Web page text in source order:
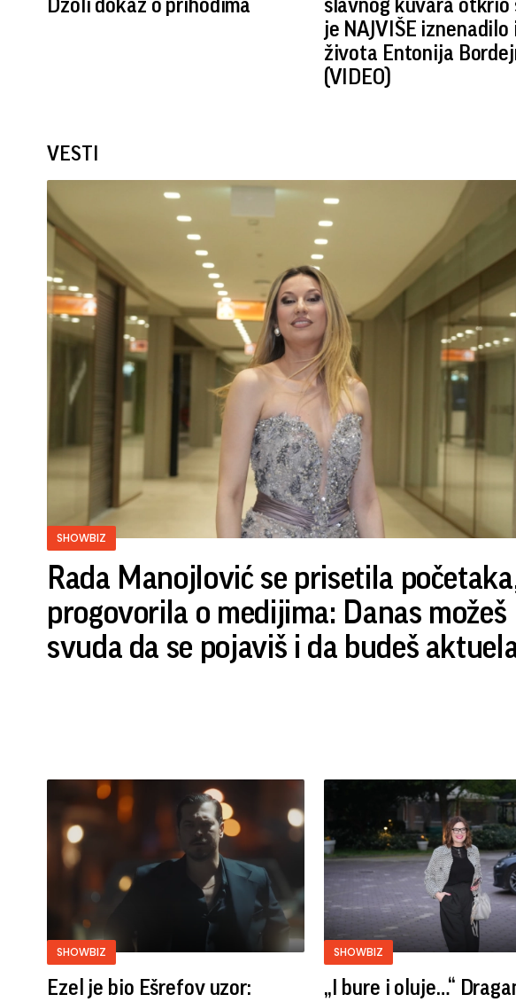
Džoli dokaz o prihodima
slavnog kuvara otkrio
je NAJVIŠE iznenadilo
života Entonija
(VIDEO)
VESTI
SHOWBIZ
Rada Manojlović se prisetila
progovorila o medijima: Danas možeš
svuda da se pojaviš i da budeš
SHOWBIZ
Ezel je bio Ešrefov uzor:
SHOWBIZ
„I bure i oluje…“